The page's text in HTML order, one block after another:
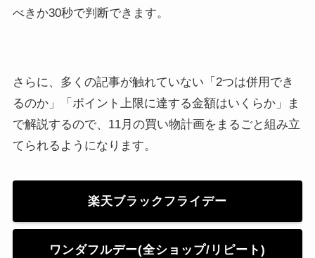
べきか30秒で判断できます。
さらに、多くの記事が触れていない「2つは併用でき
るのか」「ポイント上限に達する金額はいくらか」ま
で解説するので、11月の買い物計画をまるごと組み立
てられるようになります。
楽天ブラックフライデー
ワンダフルデー(全ショップ/リピート)